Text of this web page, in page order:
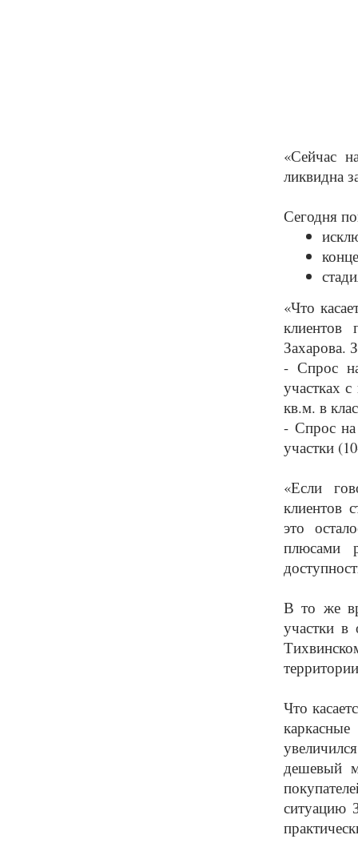
«Сейчас
ликвидна
Сегодня
«Что
клиентов
Захарова.
- Спрос
участках
кв.м. в
- Спрос на
участки
«Если
клиентов
это
плюсами
В то же
участки в
Что
дешевый
ситуацию